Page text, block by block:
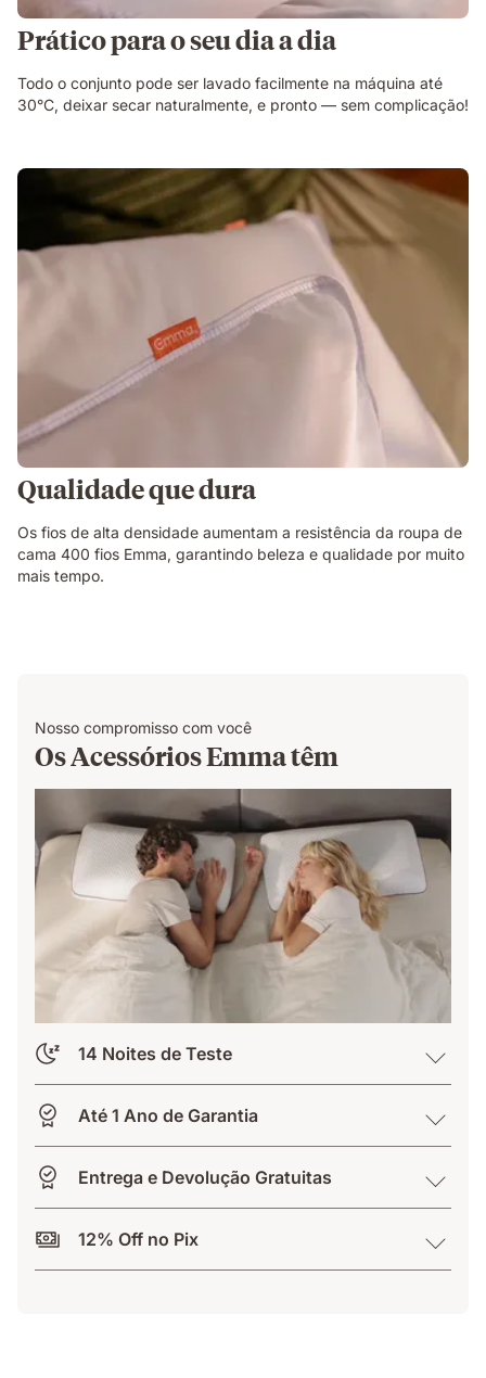
Prático para o seu dia a dia
Todo o conjunto pode ser lavado facilmente na máquina até
30°C, deixar secar naturalmente, e pronto — sem complicação!
Qualidade que dura
Os fios de alta densidade aumentam a resistência da roupa de
cama 400 fios Emma, garantindo beleza e qualidade por muito
mais tempo.
Nosso compromisso com você
Os Acessórios Emma têm
14 Noites de Teste
Até 1 Ano de Garantia
Entrega e Devolução Gratuitas
12% Off no Pix